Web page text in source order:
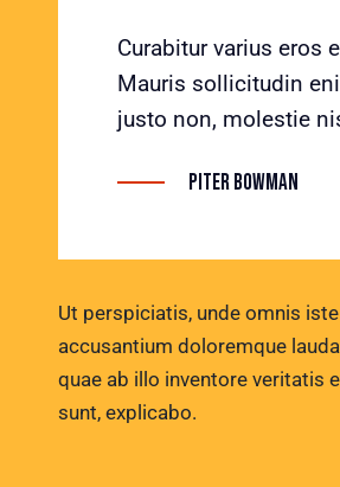
Curabitur varius eros
Mauris sollicitudin
justo non, molestie
Piter Bowman
Ut perspiciatis, unde omnis
accusantium doloremque
quae ab illo inventore veritatis
sunt, explicabo.